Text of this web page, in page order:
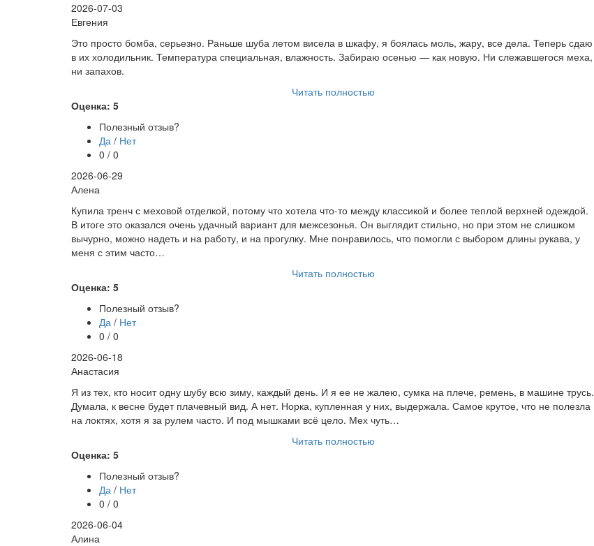
2026-07-03
Евгения
Это просто бомба, серьезно. Раньше шуба летом висела в шкафу, я боялась моль, жару, все дела. Теперь сдаю
в их холодильник. Температура специальная, влажность. Забираю осенью — как новую. Ни слежавшегося меха,
ни запахов.
Читать полностью
Оценка: 5
Полезный отзыв?
Да / Нет
0 / 0
2026-06-29
Алена
Купила тренч с меховой отделкой, потому что хотела что-то между классикой и более теплой верхней одеждой.
В итоге это оказался очень удачный вариант для межсезонья. Он выглядит стильно, но при этом не слишком
вычурно, можно надеть и на работу, и на прогулку. Мне понравилось, что помогли с выбором длины рукава, у
меня с этим часто…
Читать полностью
Оценка: 5
Полезный отзыв?
Да / Нет
0 / 0
2026-06-18
Анастасия
Я из тех, кто носит одну шубу всю зиму, каждый день. И я ее не жалею, сумка на плече, ремень, в машине трусь.
Думала, к весне будет плачевный вид. А нет. Норка, купленная у них, выдержала. Самое крутое, что не полезла
на локтях, хотя я за рулем часто. И под мышками всё цело. Мех чуть…
Читать полностью
Оценка: 5
Полезный отзыв?
Да / Нет
0 / 0
2026-06-04
Алина